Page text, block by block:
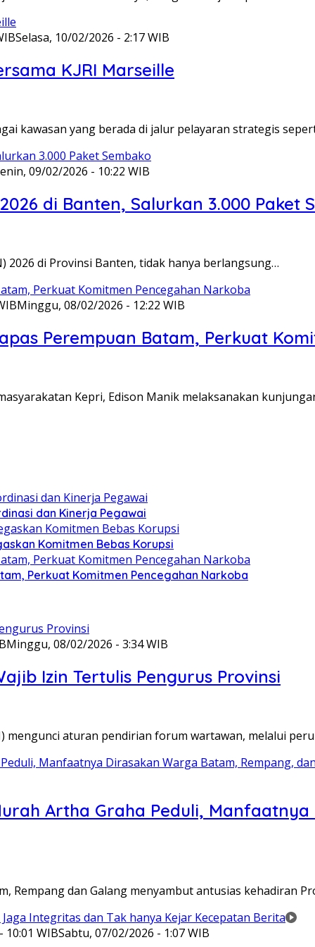
Selasa, 10/02/2026 - 2:17 WIB
KJRI Marseille
kawasan yang berada di jalur pelayaran strategis
09/02/2026 - 10:22 WIB
di Banten, Salurkan 3.000 Paket
2026 di Provinsi Banten, tidak hanya berlangsung…
Minggu, 08/02/2026 - 12:22 WIB
Perempuan Batam, Perkuat
Kepri, Edison Manik melaksanakan
dan Kinerja Pegawai
Komitmen Bebas Korupsi
Perkuat Komitmen Pencegahan Narkoba
Minggu, 08/02/2026 - 3:34 WIB
Izin Tertulis Pengurus Provinsi
mengunci aturan pendirian forum wartawan, melalui
Artha Graha Peduli,
Rempang dan Galang menyambut antusias kehadiran
10:01 WIBSabtu, 07/02/2026 - 1:07 WIB